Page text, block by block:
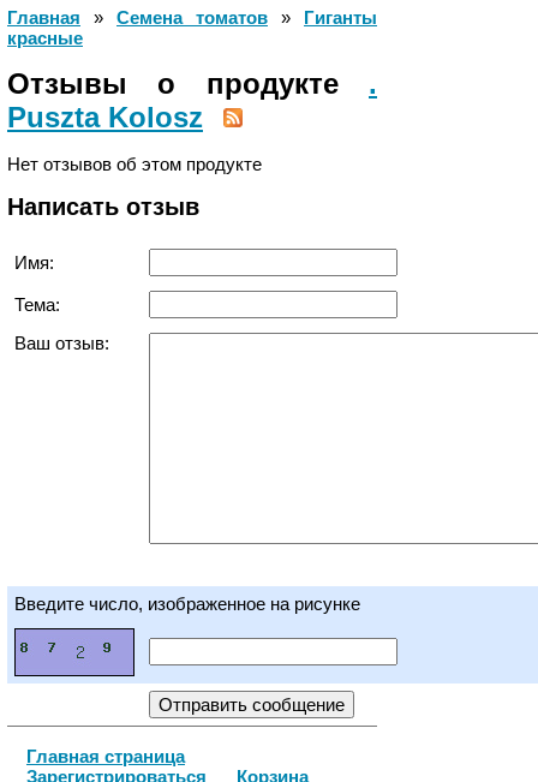
Главная » Cемена томатов » Гиганты
красные
Отзывы о продукте .
Puszta Kolosz
Нет отзывов об этом продукте
Написать отзыв
Имя:
Тема:
Ваш отзыв:
Введите число, изображенное на рисунке
Главная страница
Зарегистрироваться
Корзина